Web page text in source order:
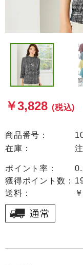
￥3,828 (税込)
商品番号：
在庫：
ポイント率：
獲得ポイント数：
送料：